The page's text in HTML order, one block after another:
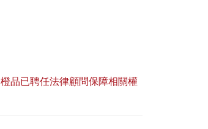
品已聘任法律顧問保障相關權